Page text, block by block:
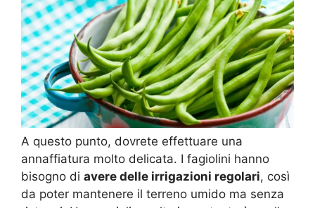
A questo punto, dovrete effettuare una
annaffiatura molto delicata. I fagiolini hanno
bisogno di avere delle irrigazioni regolari, così
da poter mantenere il terreno umido ma senza